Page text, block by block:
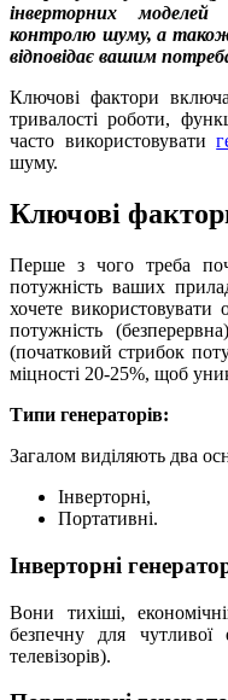
інверторних
контролю шуму, а також
відповідає вашим
Ключові фактори
тривалості роботи,
часто використовувати
шуму.
Ключові
Перше з чого треба
потужність ваших
хочете
потужність
(початковий стрибок
міцності 20-25%, щоб
Типи генераторів:
Загалом виділяють два
Інверторні,
Портативні.
Інверторні
Вони тихіші,
безпечну для чутливої
телевізорів).